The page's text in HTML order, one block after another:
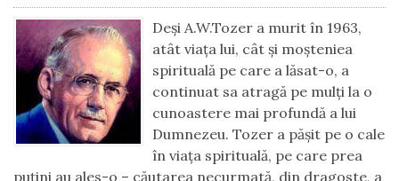
Deşi A.W.Tozer a murit în 1963,
atât viaţa lui, cât şi moşteniea
spirituală pe care a lăsat-o, a
continuat sa atragă pe mulţi la o
cunoastere mai profundă a lui
Dumnezeu. Tozer a păşit pe o cale
în viaţa spirituală, pe care prea
puţini au ales-o – căutarea necurmată, din dragoste, a